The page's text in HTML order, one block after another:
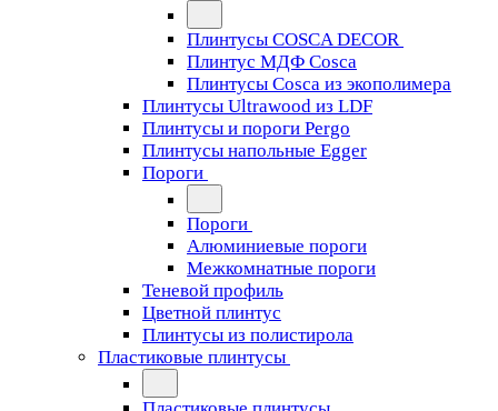
Плинтусы COSCA DECOR
Плинтус МДФ Cosca
Плинтусы Cosca из экополимера
Плинтусы Ultrawood из LDF
Плинтусы и пороги Pergo
Плинтусы напольные Egger
Пороги
Пороги
Алюминиевые пороги
Межкомнатные пороги
Теневой профиль
Цветной плинтус
Плинтусы из полистирола
Пластиковые плинтусы